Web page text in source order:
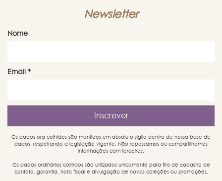
Newsletter
Nome
Email *
Os dados ora colhidos são mantidos em absoluto sigilo dentro de nossa base de
dados, respeitando a legislação vigente. Não repassamos ou compartilhamos
informações com terceiros.
Os dados ordinários colhidos são utilizados unicamente para fins de cadastro de
contato, garantia, nota fiscal e divulgação de novas coleções ou promoções.